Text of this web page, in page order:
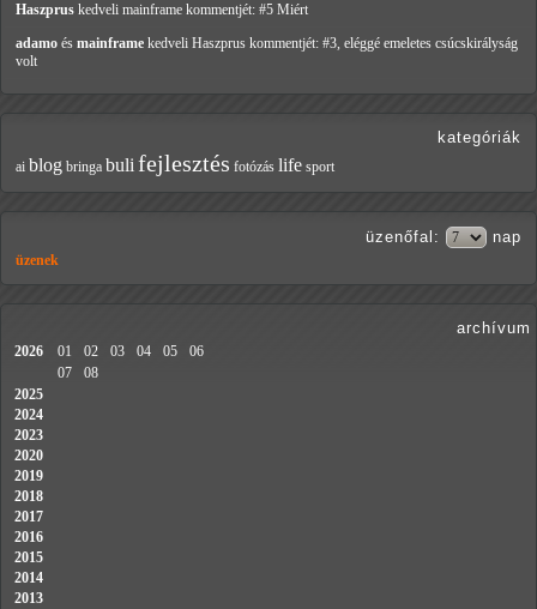
Haszprus kedveli mainframe kommentjét: #5 Miért
adamo és mainframe kedveli Haszprus kommentjét: #3, eléggé emeletes csúcskirályság
volt
kategóriák
ai blog bringa buli fejlesztés fotózás life sport
üzenőfal : nap
üzenek
archívum
2026 01 02 03 04 05
06
07
08
2025
2024
2023
2020
2019
2018
2017
2016
2015
2014
2013